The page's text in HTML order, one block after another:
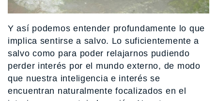
Y así podemos entender profundamente lo que
implica sentirse a salvo. Lo suficientemente a
salvo como para poder relajarnos pudiendo
perder interés por el mundo externo, de modo
que nuestra inteligencia e interés se
encuentran naturalmente focalizados en el